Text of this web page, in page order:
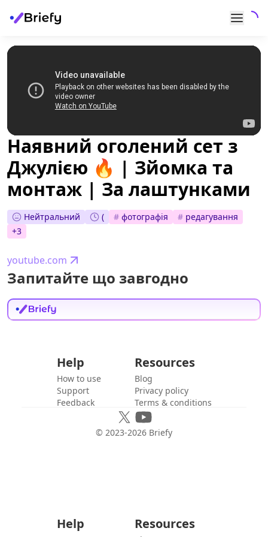
Наявний оголений сет з
Джулією 🔥 | Зйомка та
монтаж | За лаштунками
Нейтральний ( # фотографія # редагування
+3
youtube.com
Запитайте що завгодно
Help
How to use
Support
Feedback
Resources
Blog
Privacy policy
Terms & conditions
© 2023-2026 Briefy
Help Resources